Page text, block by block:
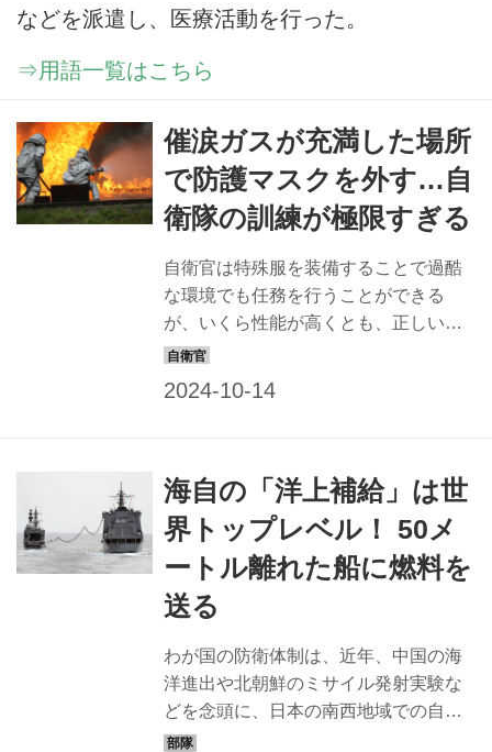
などを派遣し、医療活動を行った。
⇒用語一覧はこちら
催涙ガスが充満した場所
で防護マスクを外す…自
衛隊の訓練が極限すぎる
自衛官は特殊服を装備することで過酷
な環境でも任務を行うことができる
が、いくら性能が高くとも、正しい着
用や使用をしなくては役に立たない。
う。 新隊員の教育から極限下での対応
を学ぶ 陸・海・空各自衛隊に入隊する
と、まず最初に配属されるのが教育
隊。新入隊員はここで約3カ月間、基
地・駐屯地の隊舎で共同生活を送りな
がら自衛官の基本を学ぶ。さまざまな
カリキュラムの1つとして行われるの
が、陸自の防護マスクの着用教育だ。
催涙ガス（訓練用で人体には無害な催
涙線香と呼ばれる...
海自の「洋上補給」は世
界トップレベル！ 50メ
ートル離れた船に燃料を
送る
わが国の防衛体制は、近年、中国の海
洋進出や北朝鮮のミサイル発射実験な
どを念頭に、日本の南西地域での自衛
隊の活動を増強する方針が進んでい